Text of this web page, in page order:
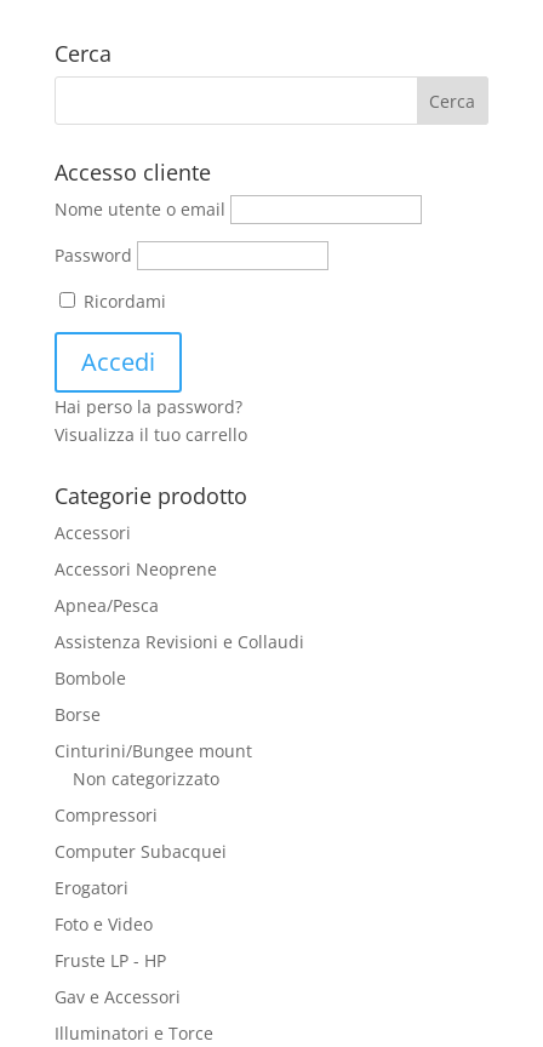
Cerca
Accesso cliente
Nome utente o email
Password
Ricordami
Hai perso la password?
Visualizza il tuo carrello
Categorie prodotto
Accessori
Accessori Neoprene
Apnea/Pesca
Assistenza Revisioni e Collaudi
Bombole
Borse
Cinturini/Bungee mount
Non categorizzato
Compressori
Computer Subacquei
Erogatori
Foto e Video
Fruste LP - HP
Gav e Accessori
Illuminatori e Torce